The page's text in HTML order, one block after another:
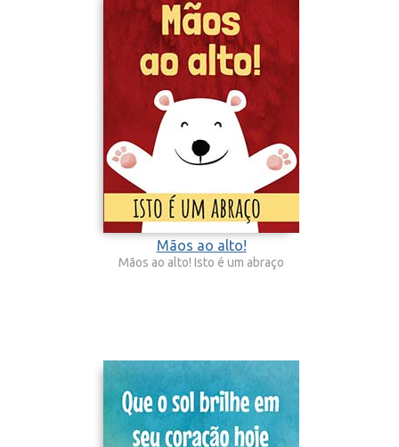
Mãos ao alto!
Mãos ao alto! Isto é um abraço